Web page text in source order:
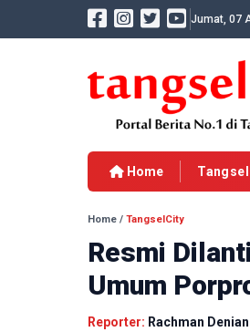
Jumat, 07
Home
Home / TangselCity
Resmi
Umum
Reporter: Rachman